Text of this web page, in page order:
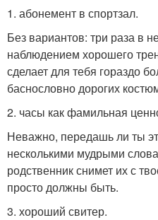
1. абонемент в спортзал.
Без вариантов: три раза в
наблюдением хорошего
сделает для тебя гораздо
баснословно дорогих
2. часы как фамильная
Неважно, передашь ли ты
несколькими мудрыми
родственник снимет их с
просто должны быть.
3. хороший свитер.